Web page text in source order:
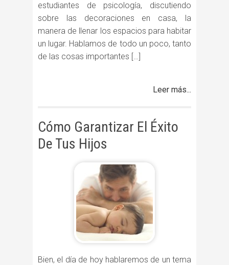
estudiantes de psicología, discutiendo
sobre las decoraciones en casa, la
manera de llenar los espacios para habitar
un lugar. Hablamos de todo un poco, tanto
de las cosas importantes […]
Leer más...
Cómo Garantizar El Éxito
De Tus Hijos
Bien, el día de hoy hablaremos de un tema